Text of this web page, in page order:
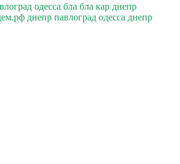
одесса бла бла кар днепр
днепр павлоград одесса днепр